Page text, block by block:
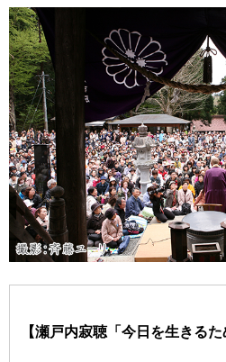
【瀬戸内寂聴「今日を生きる